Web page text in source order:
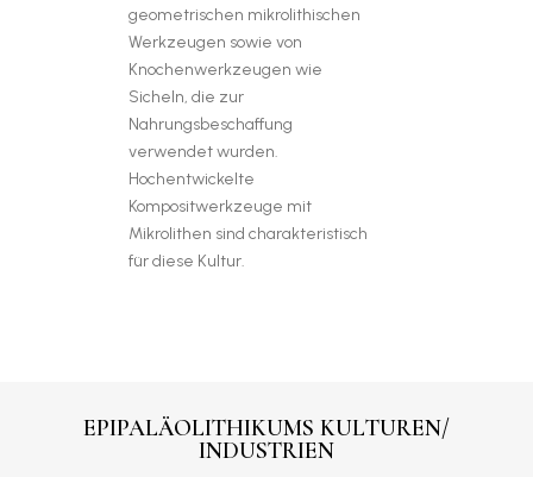
geometrischen mikrolithischen
Werkzeugen sowie von
Knochenwerkzeugen wie
Sicheln, die zur
Nahrungsbeschaffung
verwendet wurden.
Hochentwickelte
Kompositwerkzeuge mit
Mikrolithen sind charakteristisch
für diese Kultur.
EPIPALÄOLITHIKUMS KULTUREN/
INDUSTRIEN